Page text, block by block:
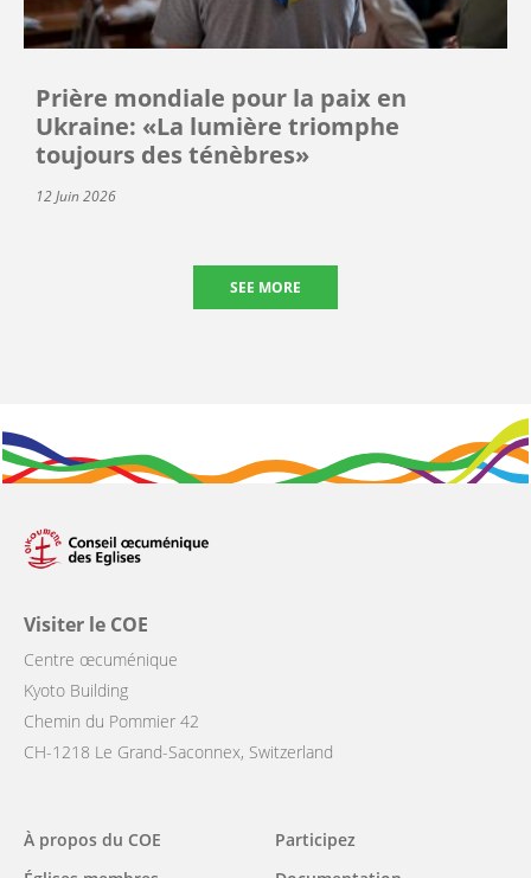
Prière mondiale pour la paix en
Ukraine: «La lumière triomphe
toujours des ténèbres»
12 Juin 2026
SEE MORE
Visiter le COE
Centre œcuménique
Kyoto Building
Chemin du Pommier 42
CH-1218 Le Grand-Saconnex, Switzerland
Main
À propos du COE
Participez